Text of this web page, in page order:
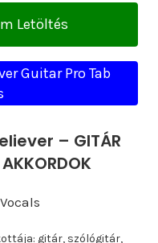
Letöltés
Guitar Pro Tab
– GITÁR
gitár, szólógitár,